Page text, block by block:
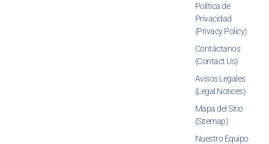
Política de
Privacidad
(Privacy Policy)
Contáctanos
(Contact Us)
Avisos Legales
(Legal Notices)
Mapa del Sitio
(Sitemap)
Nuestro Equipo